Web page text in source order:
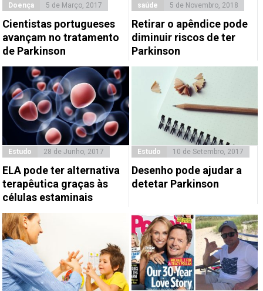
Doença 5 de Março, 2017
Cientistas portugueses
avançam no tratamento
de Parkinson
saúde 5 de Novembro, 2018
Retirar o apêndice pode
diminuir riscos de ter
Parkinson
Estudo 28 de Junho, 2017
ELA pode ter alternativa
terapêutica graças às
células estaminais
Estudo 10 de Setembro, 2017
Desenho pode ajudar a
detetar Parkinson